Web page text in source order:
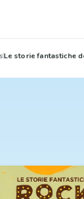
Le storie fantastiche